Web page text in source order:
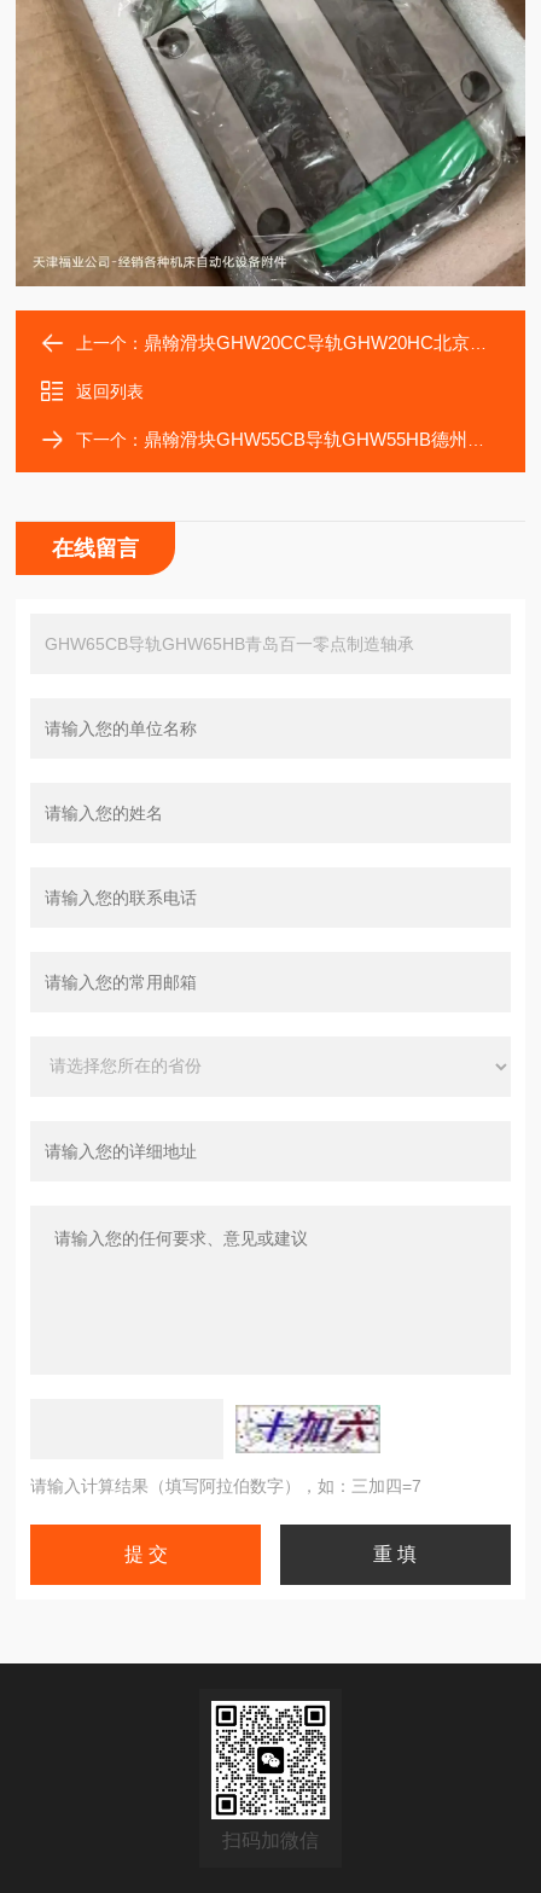
上一个： 鼎翰滑块GHW20CC导轨GHW20HC北京北一机床传动轴承
返回列表
下一个： 鼎翰滑块GHW55CB导轨GHW55HB德州创优机械设备轴承
在线留言
请输入计算结果（填写阿拉伯数字），如：三加四=7
扫码加微信